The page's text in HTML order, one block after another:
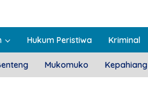
Hukum Peristiwa Kriminal
Mukomuko Kepahiang